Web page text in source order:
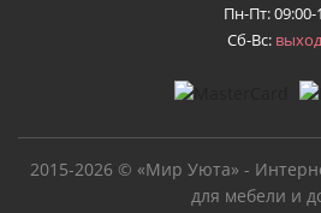
Пн-Пт: 09:00-
Сб-Вс:
2015-2026 © «Мир Уюта» -
для мебели и